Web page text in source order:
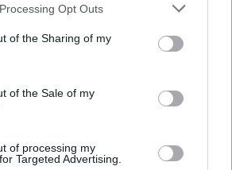
Opt Outs
of the Sharing of my
of the Sale of my
of processing my
Targeted Advertising.
βιταμίνη D
θέμα είναι αν τα ακούς
Χαμηλός σίδηρος; Τα 4 σημάδια
που δεν πρέπει ποτέ να